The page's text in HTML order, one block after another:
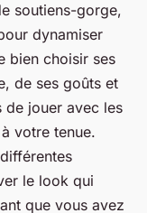
soutiens-gorge,
dynamiser
bien choisir ses
de ses goûts et
de jouer avec les
votre tenue.
le look qui
que vous avez